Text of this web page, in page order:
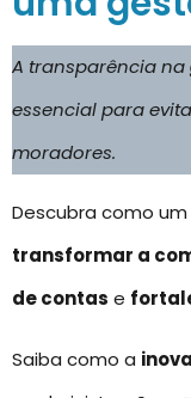
A transparência na
essencial para
moradores.
Descubra como um
transformar a
de contas e
Saiba como a